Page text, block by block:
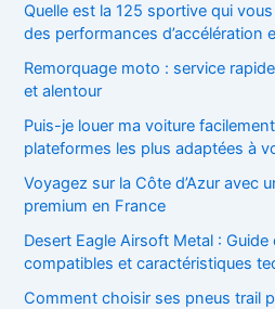
Quelle est la 125 sportive qui
des performances d’accélération
Remorquage moto : service
et alentour
Puis-je louer ma voiture
plateformes les plus adaptées à
Voyagez sur la Côte d’Azur avec
premium en France
Desert Eagle Airsoft Metal :
compatibles et caractéristiques
Comment choisir ses pneus trail